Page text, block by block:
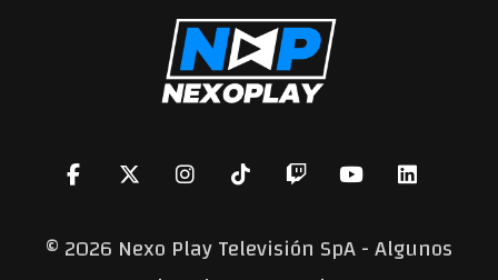
©2026 Nexo Play Televisión SpA - Algunos